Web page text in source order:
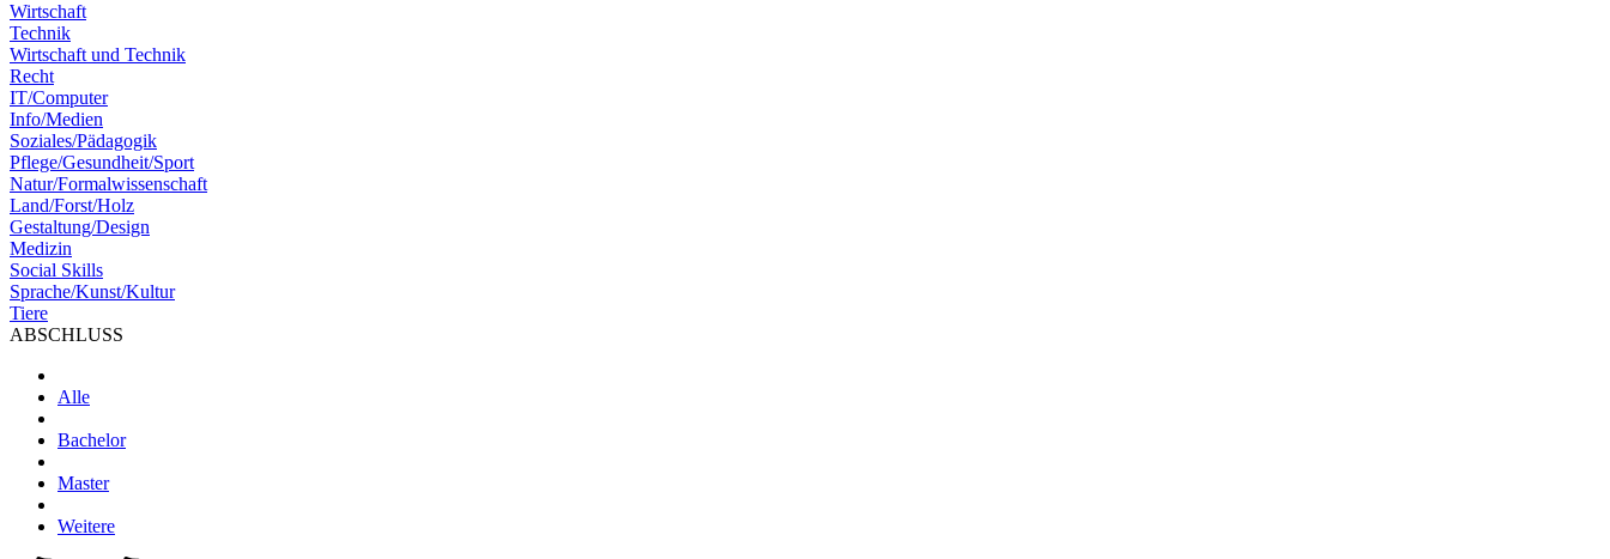
Wirtschaft
Technik
Wirtschaft und Technik
Recht
IT/Computer
Info/Medien
Soziales/Pädagogik
Pflege/Gesundheit/Sport
Natur/Formalwissenschaft
Land/Forst/Holz
Gestaltung/Design
Medizin
Social Skills
Sprache/Kunst/Kultur
Tiere
ABSCHLUSS
Alle
Bachelor
Master
Weitere